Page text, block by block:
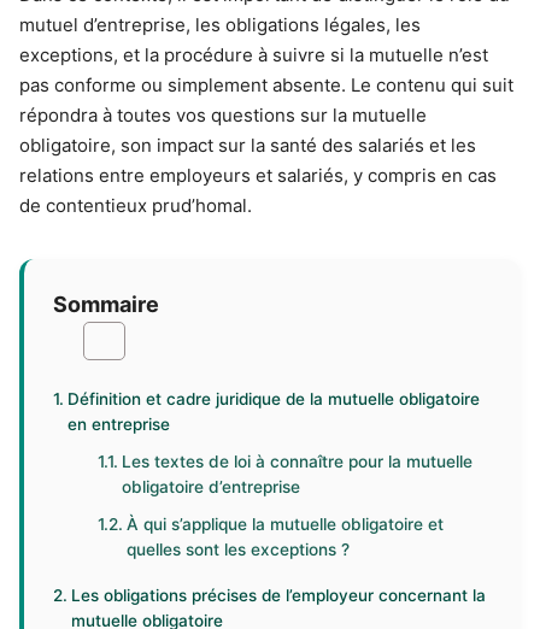
mutuel d’entreprise, les obligations légales, les
exceptions, et la procédure à suivre si la mutuelle n’est
pas conforme ou simplement absente. Le contenu qui suit
répondra à toutes vos questions sur la mutuelle
obligatoire, son impact sur la santé des salariés et les
relations entre employeurs et salariés, y compris en cas
de contentieux prud’homal.
Sommaire
Définition et cadre juridique de la mutuelle obligatoire
en entreprise
Les textes de loi à connaître pour la mutuelle
obligatoire d’entreprise
À qui s’applique la mutuelle obligatoire et
quelles sont les exceptions ?
Les obligations précises de l’employeur concernant la
mutuelle obligatoire